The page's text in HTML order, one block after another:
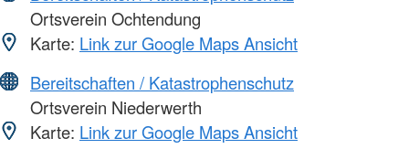
Ortsverein Ochtendung
Karte: Link zur Google Maps Ansicht
Bereitschaften / Katastrophenschutz
Ortsverein Niederwerth
Karte: Link zur Google Maps Ansicht